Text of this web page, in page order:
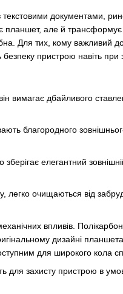
документами,
але й
Для тих, кому важливий
пристрою навіть при
вимагає дбайливого
благородного
елегантний
легко очищаються від
впливів.
дизайні
для широкого кола
захисту пристрою в